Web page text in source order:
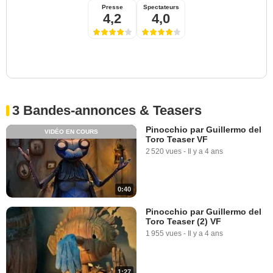
Presse
4,2
Spectateurs
4,0
3 Bandes-annonces & Teasers
0:40
VIDÉO EN COURS
Pinocchio par Guillermo del
Toro Teaser VF
2 520 vues - Il y a 4 ans
1:27
Pinocchio par Guillermo del
Toro Teaser (2) VF
1 955 vues - Il y a 4 ans